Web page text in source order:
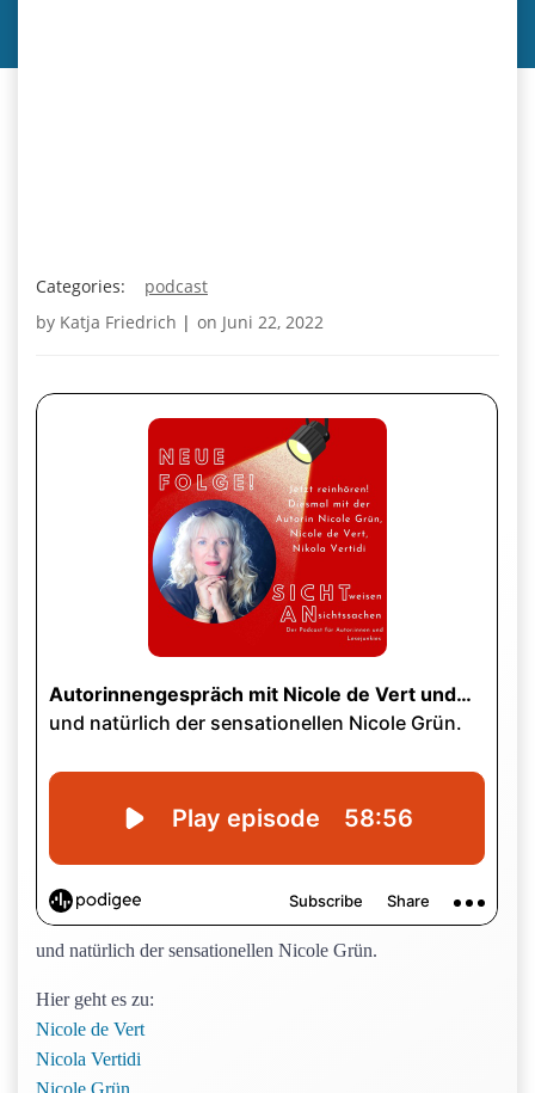
Categories:
podcast
by Katja Friedrich | on Juni 22, 2022
und natürlich der sensationellen Nicole Grün.
Hier geht es zu:
Nicole de Vert
Nicola Vertidi
Nicole Grün